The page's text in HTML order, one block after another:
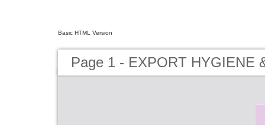
Basic HTML Version
Page 1 - EXPORT HYGIENE